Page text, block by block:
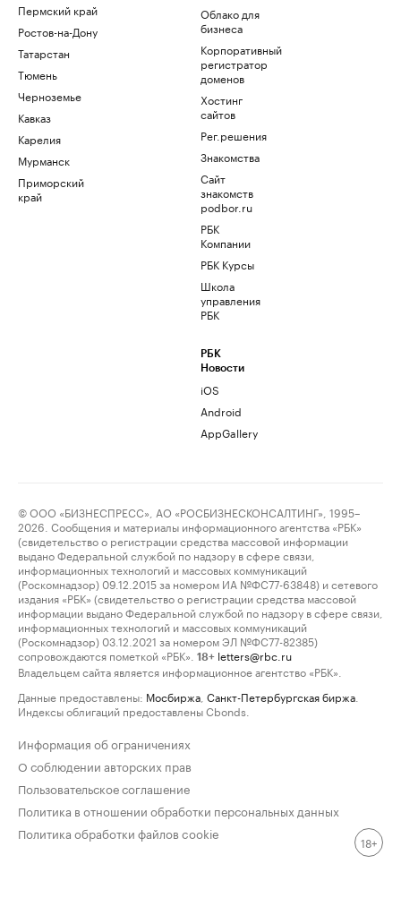
Пермский край
Ростов-на-Дону
Татарстан
Тюмень
Черноземье
Кавказ
Карелия
Мурманск
Приморский
край
Облако для
бизнеса
Корпоративный
регистратор
доменов
Хостинг
сайтов
Рег.решения
Знакомства
Сайт
знакомств
podbor.ru
РБК
Компании
РБК Курсы
Школа
управления
РБК
РБК
Новости
iOS
Android
AppGallery
© ООО «БИЗНЕСПРЕСС», АО «РОСБИЗНЕСКОНСАЛТИНГ», 1995–
2026. Сообщения и материалы информационного агентства «РБК»
(свидетельство о регистрации средства массовой информации
выдано Федеральной службой по надзору в сфере связи,
информационных технологий и массовых коммуникаций
(Роскомнадзор) 09.12.2015 за номером ИА №ФС77-63848) и сетевого
издания «РБК» (свидетельство о регистрации средства массовой
информации выдано Федеральной службой по надзору в сфере связи,
информационных технологий и массовых коммуникаций
(Роскомнадзор) 03.12.2021 за номером ЭЛ №ФС77-82385)
сопровождаются пометкой «РБК».
18+ letters@rbc.ru
Владельцем сайта является информационное агентство «РБК».
Данные предоставлены: Мосбиржа Санкт-Петербургская биржа
Индексы облигаций предоставлены Cbonds.
Информация об ограничениях
О соблюдении авторских прав
Пользовательское соглашение
Политика в отношении обработки персональных данных
Политика обработки файлов cookie
18+